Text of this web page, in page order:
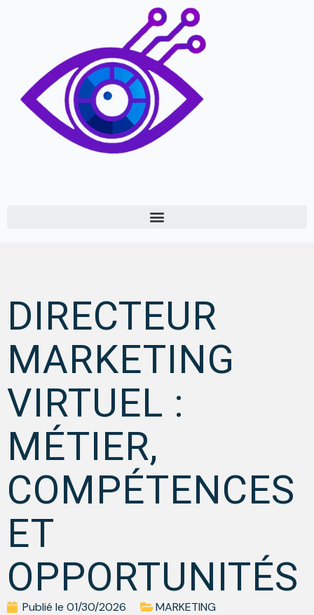
DIRECTEUR
MARKETING
VIRTUEL :
MÉTIER,
COMPÉTENCES
ET
OPPORTUNITÉS
Publié le 01/30/2026 MARKETING